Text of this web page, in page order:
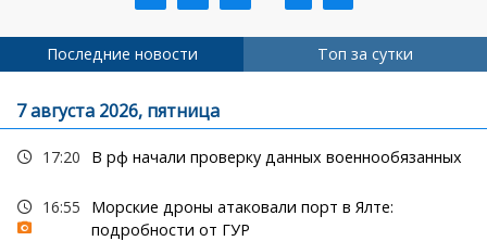
страница страницастраница
Последние новости Топ за сутки
7 августа 2026, пятница
17:20 В рф начали проверку данных военнообязанных
16:55
Морские дроны атаковали порт в Ялте:
подробности от ГУР